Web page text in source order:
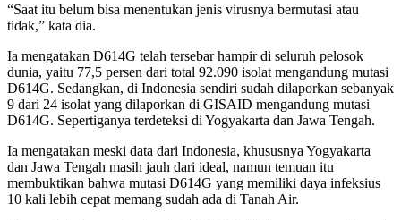
“Saat itu belum bisa menentukan jenis virusnya bermutasi atau
tidak,” kata dia.
Ia mengatakan D614G telah tersebar hampir di seluruh pelosok
dunia, yaitu 77,5 persen dari total 92.090 isolat mengandung mutasi
D614G. Sedangkan, di Indonesia sendiri sudah dilaporkan sebanyak
9 dari 24 isolat yang dilaporkan di GISAID mengandung mutasi
D614G. Sepertiganya terdeteksi di Yogyakarta dan Jawa Tengah.
Ia mengatakan meski data dari Indonesia, khususnya Yogyakarta
dan Jawa Tengah masih jauh dari ideal, namun temuan itu
membuktikan bahwa mutasi D614G yang memiliki daya infeksius
10 kali lebih cepat memang sudah ada di Tanah Air.